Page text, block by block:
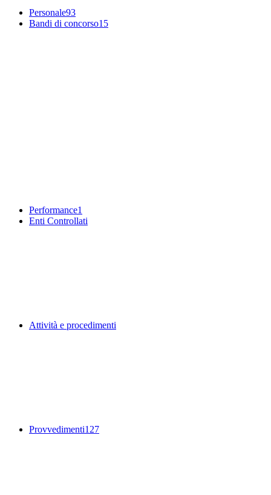
Personale93
Bandi di concorso15
Performance1
Enti Controllati
Attività e procedimenti
Provvedimenti127